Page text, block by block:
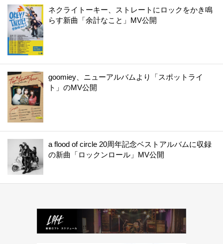
ネクライトーキー、ストレートにロックをかき鳴
らす新曲「余計なこと」MV公開
goomiey、ニューアルバムより「スポットライ
ト」のMV公開
a flood of circle 20周年記念ベストアルバムに収録
の新曲「ロックンロール」MV公開